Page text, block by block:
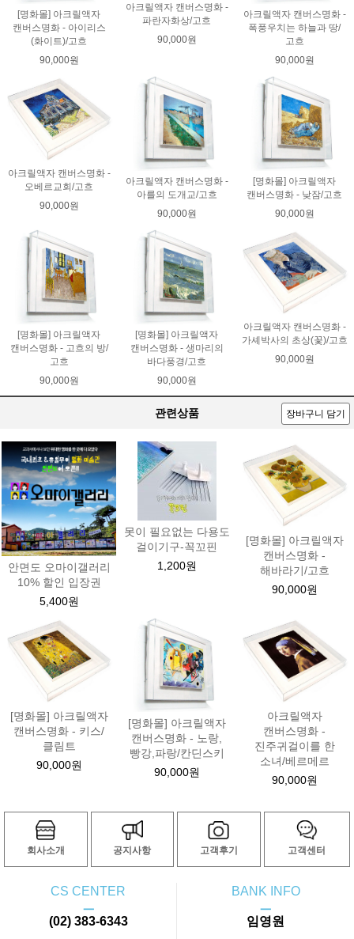
[명화몰] 아크릴액자
캔버스명화 - 아이리스
(화이트)/고흐
90,000원
아크릴액자 캔버스명화 -
파란자화상/고흐
90,000원
아크릴액자 캔버스명화 -
폭풍우치는 하늘과 땅/
고흐
90,000원
아크릴액자 캔버스명화 -
오베르교회/고흐
90,000원
아크릴액자 캔버스명화 -
아를의 도개교/고흐
90,000원
[명화몰] 아크릴액자
캔버스명화 - 낮잠/고흐
90,000원
[명화몰] 아크릴액자
캔버스명화 - 고흐의 방/
고흐
90,000원
[명화몰] 아크릴액자
캔버스명화 - 생마리의
바다풍경/고흐
90,000원
아크릴액자 캔버스명화 -
가셰박사의 초상(꽃)/고흐
90,000원
관련상품 장바구니 담기
안면도 오마이갤러리
10% 할인 입장권
5,400원
못이 필요없는 다용도
걸이기구-꼭꼬핀
1,200원
[명화몰] 아크릴액자
캔버스명화 -
해바라기/고흐
90,000원
[명화몰] 아크릴액자
캔버스명화 - 키스/
클림트
90,000원
[명화몰] 아크릴액자
캔버스명화 - 노랑,
빵강,파랑/칸딘스키
90,000원
아크릴액자
캔버스명화 -
진주귀걸이를 한
소녀/베르메르
90,000원
회사소개 공지사항 고객후기 고객센터
CS CENTER
ㅡ
(02) 383-6343
BANK INFO
ㅡ
임영원